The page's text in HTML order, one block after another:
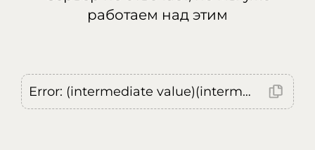
работаем над этим
Error: (intermediate value)(intermediate value)(intermediate value).replaceAll is not a function